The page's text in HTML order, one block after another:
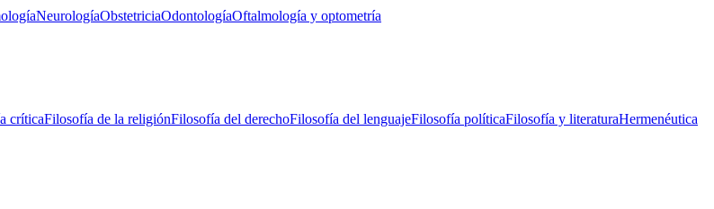
NeurologíaObstetriciaOdontologíaOftalmología y optometría
críticaFilosofía de la religiónFilosofía del derechoFilosofía del lenguajeFilosofía políticaFilosofía y literaturaHermenéutica